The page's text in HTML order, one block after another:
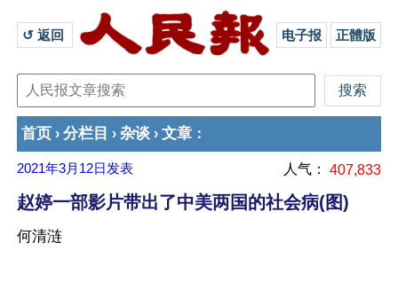
↺ 返回 电子报 正體版
首页 › 分栏目 › 杂谈 › 文章 ：
2021年3月12日 发表 人气： 407,833
赵婷一部影片带出了中美两国的社会病(图)
何清涟